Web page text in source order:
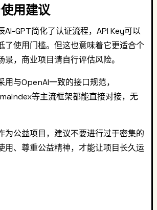
用建议
AI-GPT简化了认证流程，API Key可以
了使用门槛。但这也意味着它更适合个
景，商业项目请自行评估风险。
用与OpenAI一致的接口规范，
等主流框架都能直接对接，无
为公益项目，建议不要进行过于密集的
用、尊重公益精神，才能让项目长久运